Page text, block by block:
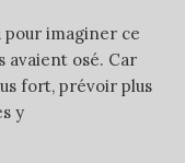
pour imaginer ce
avaient osé. Car
fort, prévoir plus
y